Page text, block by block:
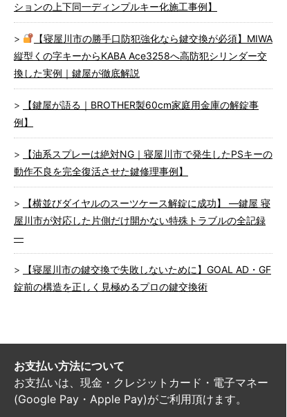
ションの上下同一ディンプルキー化施工事例】
【寝屋川市の勝手口防犯強化なら鍵交換が必須】MIWA
縦型くの字キーからKABA Ace3258へ高防犯シリンダー交
換した実例｜鍵屋が徹底解説
【鍵屋が語る｜BROTHER製60cm家庭用金庫の解錠事
例】
【油系スプレーは絶対NG｜寝屋川市で発生したPSキーの
動作不良を完全復活させた鍵修理事例】
【横並びダイヤルのスーツケース解錠に成功】 ―鍵屋 寝
屋川市が対応した片側だけ開かない特殊トラブルの全記録
―
【寝屋川市の鍵交換で失敗しないために】GOAL AD・GF
錠前の構造を正しく見極めるプロの鍵交換術
お支払い方法について
お支払いは、現金・クレジットカード・電子マネー
(Google Pay・Apple Pay)がご利用頂けます。